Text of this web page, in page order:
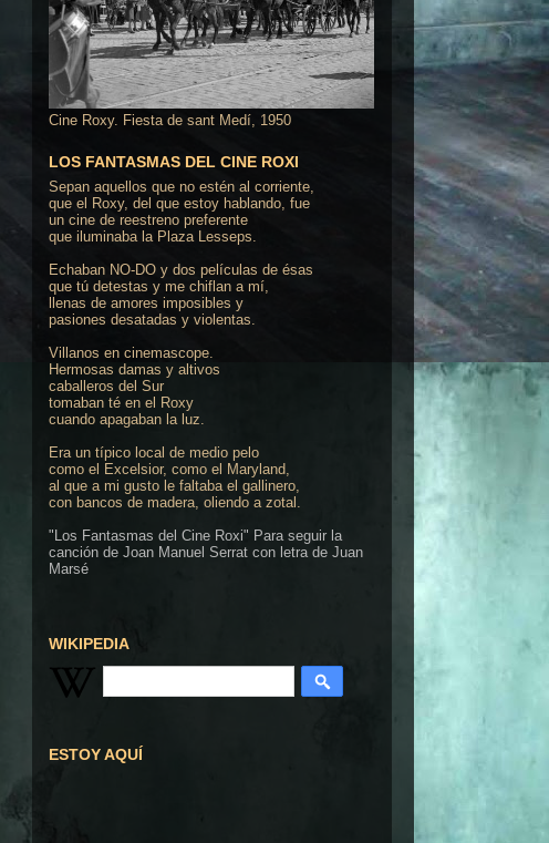
Cine Roxy. Fiesta de sant Medí, 1950
LOS FANTASMAS DEL CINE ROXI
Sepan aquellos que no estén al corriente,
que el Roxy, del que estoy hablando, fue
un cine de reestreno preferente
que iluminaba la Plaza Lesseps.
Echaban NO-DO y dos películas de ésas
que tú detestas y me chiflan a mí,
llenas de amores imposibles y
pasiones desatadas y violentas.
Villanos en cinemascope.
Hermosas damas y altivos
caballeros del Sur
tomaban té en el Roxy
cuando apagaban la luz.
Era un típico local de medio pelo
como el Excelsior, como el Maryland,
al que a mi gusto le faltaba el gallinero,
con bancos de madera, oliendo a zotal.
"Los Fantasmas del Cine Roxi" Para seguir la
canción de Joan Manuel Serrat con letra de Juan
Marsé
WIKIPEDIA
ESTOY AQUÍ